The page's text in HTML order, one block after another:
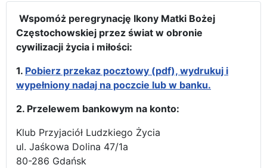
Wspomóż peregrynację Ikony Matki Bożej
Częstochowskiej przez świat w obronie
cywilizacji życia i miłości:
1. Pobierz przekaz pocztowy (pdf), wydrukuj i
wypełniony nadaj na poczcie lub w banku.
2. Przelewem bankowym na konto:
Klub Przyjaciół Ludzkiego Życia
ul. Jaśkowa Dolina 47/1a
80-286 Gdańsk